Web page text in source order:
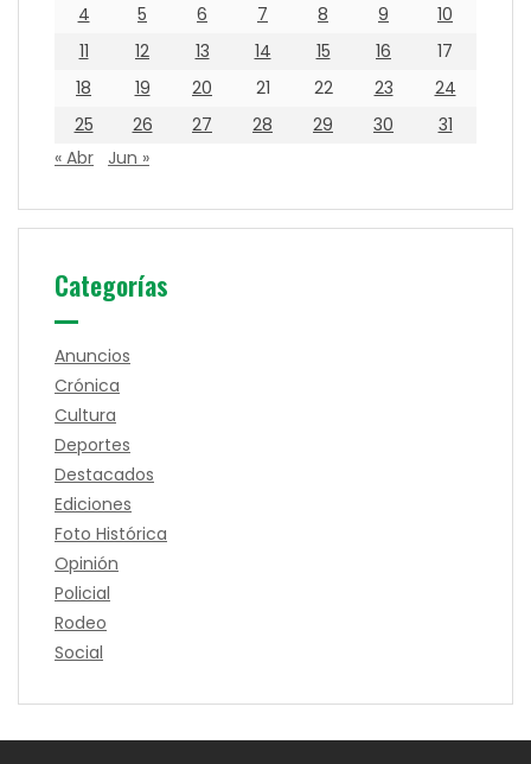
4
5 6 7 8 9
10
11
12 13 14 15 16
17
18
19 20 21 22 23
24
25
26 27 28 29 30
31
« Abr
Jun »
Categorías
Anuncios
Crónica
Cultura
Deportes
Destacados
Ediciones
Foto Histórica
Opinión
Policial
Rodeo
Social